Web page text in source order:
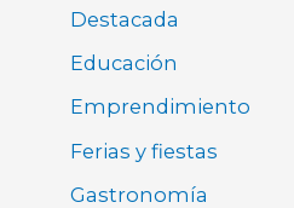
Destacada
Educación
Emprendimiento
Ferias y fiestas
Gastronomía